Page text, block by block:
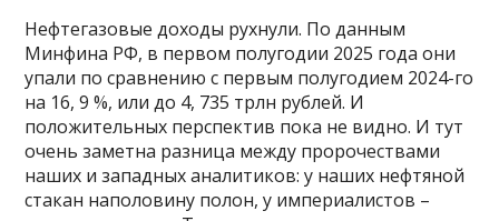
Нефтегазовые доходы рухнули. По данным
Минфина РФ, в первом полугодии 2025 года они
упали по сравнению с первым полугодием 2024-го
на 16, 9 %, или до 4, 735 трлн рублей. И
положительных перспектив пока не видно. И тут
очень заметна разница между пророчествами
наших и западных аналитиков: у наших нефтяной
стакан наполовину полон, у империалистов –